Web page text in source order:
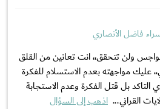
فاضل الأنصاري
ولن تتحقق،، انت تعانين من القلق
عليك مواجهته بعدم الاستسلام للفكرة
التاكد بل قتل الفكرة وعدم الاستجابة
القراني... اذهب إلى السؤال